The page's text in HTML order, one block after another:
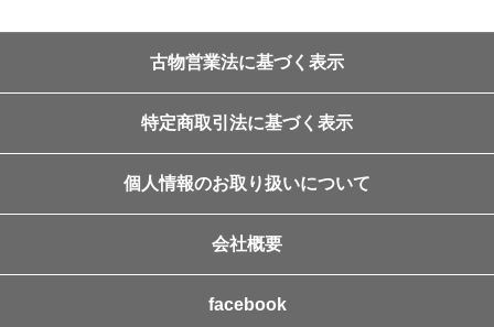
古物営業法に基づく表示
特定商取引法に基づく表示
個人情報のお取り扱いについて
会社概要
facebook